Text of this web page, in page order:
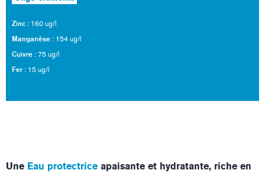
Zinc : 160 ug/l
Manganèse : 154 ug/l
Cuivre : 75 ug/l
Fer : 15 ug/l
Une Eau protectrice apaisante et hydratante, riche en